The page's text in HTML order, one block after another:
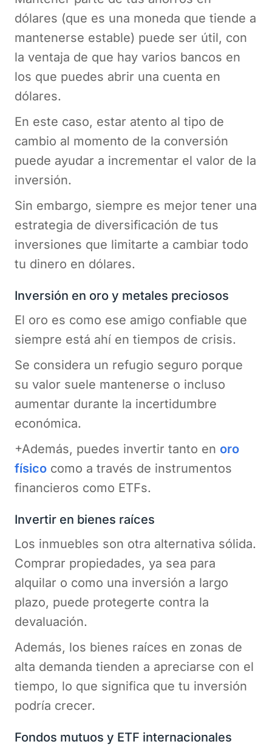
dólares (que es una moneda que tiende a
mantenerse estable) puede ser útil, con
la ventaja de que hay varios bancos en
los que puedes abrir una cuenta en
dólares.
En este caso, estar atento al tipo de
cambio al momento de la conversión
puede ayudar a incrementar el valor de la
inversión.
Sin embargo, siempre es mejor tener una
estrategia de diversificación de tus
inversiones que limitarte a cambiar todo
tu dinero en dólares.
Inversión en oro y metales preciosos
El oro es como ese amigo confiable que
siempre está ahí en tiempos de crisis.
Se considera un refugio seguro porque
su valor suele mantenerse o incluso
aumentar durante la incertidumbre
económica.
+Además, puedes invertir tanto en oro
físico como a través de instrumentos
financieros como ETFs.
Invertir en bienes raíces
Los inmuebles son otra alternativa sólida.
Comprar propiedades, ya sea para
alquilar o como una inversión a largo
plazo, puede protegerte contra la
devaluación.
Además, los bienes raíces en zonas de
alta demanda tienden a apreciarse con el
tiempo, lo que significa que tu inversión
podría crecer.
Fondos mutuos y ETF internacionales